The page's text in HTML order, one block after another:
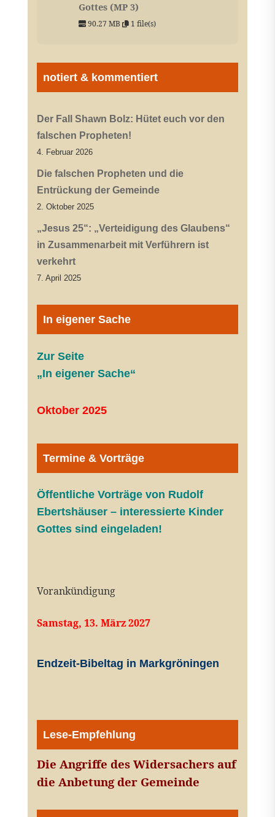
Gottes (MP 3)
90.27 MB 1 file(s)
notiert & kommentiert
Der Fall Shawn Bolz: Hütet euch vor den
falschen Propheten!
4. Februar 2026
Die falschen Propheten und die
Entrückung der Gemeinde
2. Oktober 2025
„Jesus 25“: „Verteidigung des Glaubens“
in Zusammenarbeit mit Verführern ist
verkehrt
7. April 2025
In eigener Sache
Zur Seite
„In eigener Sache“
Oktober 2025
Termine & Vorträge
Öffentliche Vorträge von Rudolf
Ebertshäuser – interessierte Kinder
Gottes sind eingeladen!
Vorankündigung
Samstag, 13. März 2027
Endzeit-Bibeltag in Markgröningen
Lese-Empfehlung
Die Angriffe des Widersachers auf
die Anbetung der Gemeinde